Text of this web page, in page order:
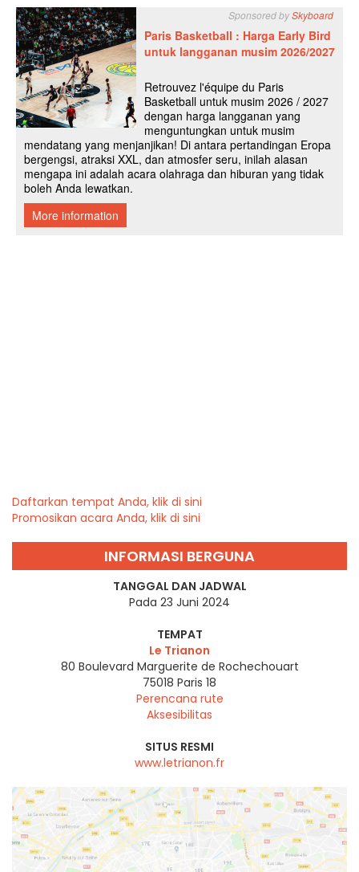
Daftarkan tempat Anda, klik di sini
Promosikan acara Anda, klik di sini
INFORMASI BERGUNA
TANGGAL DAN JADWAL
Pada 23 Juni 2024
TEMPAT
Le Trianon
80 Boulevard Marguerite de Rochechouart
75018 Paris 18
Perencana rute
Aksesibilitas
SITUS RESMI
www.letrianon.fr